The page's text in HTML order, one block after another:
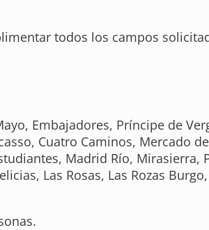
todos los campos
Embajadores, Príncipe de
Cuatro Caminos, Mercado
Madrid Río, Mirasierra,
Las Rosas, Las Rozas